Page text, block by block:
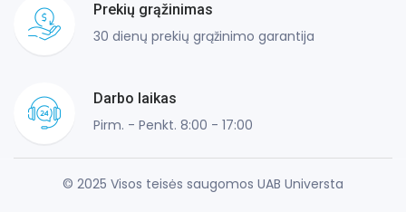
Prekių grąžinimas
30 dienų prekių grąžinimo garantija
Darbo laikas
Pirm. - Penkt. 8:00 - 17:00
© 2025 Visos teisės saugomos UAB Universta